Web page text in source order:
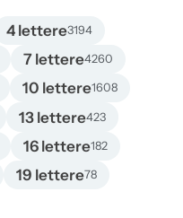
4 lettere3194
7 lettere4260
10 lettere1608
13 lettere423
16 lettere182
19 lettere78